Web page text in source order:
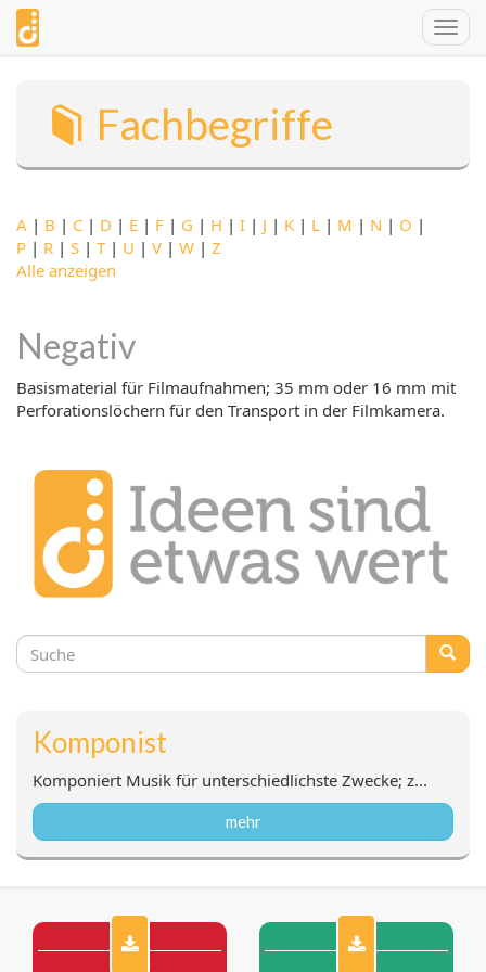
Direkt
zum
Fachbegriffe
A | B | C | D | E | F | G | H | I | J | K | L | M | N | O |
P | R | S | T | U | V | W | Z
Alle anzeigen
Negativ
Basismaterial für Filmaufnahmen; 35 mm oder 16 mm mit
Perforationslöchern für den Transport in der Filmkamera.
Suchformular
Komponist
Komponiert Musik für unterschiedlichste Zwecke; z...
mehr